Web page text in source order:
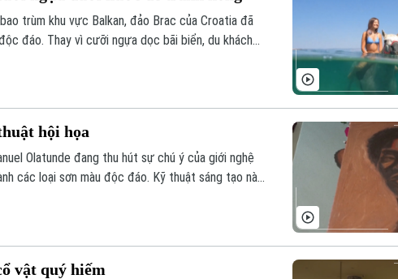
trùm khu vực Balkan, đảo Brac của Croatia đã
đáo. Thay vì cưỡi ngựa dọc bãi biển, du khách
hội họa
Olatunde đang thu hút sự chú ý của giới nghệ
các loại sơn màu độc đáo. Kỹ thuật sáng tạo này
vật quý hiếm